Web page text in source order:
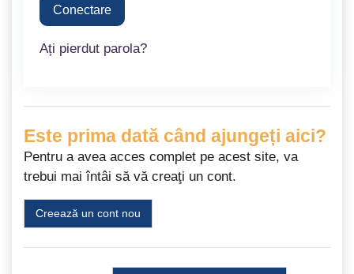
Conectare
Ați pierdut parola?
Este prima dată când ajungeți aici?
Pentru a avea acces complet pe acest site, va
trebui mai întâi să vă creaţi un cont.
Creează un cont nou